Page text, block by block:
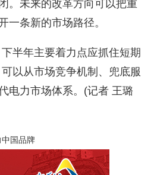
。未来的改革方向可以把重
一条新的市场路径。
半年主要着力点应抓住短期
以从市场竞争机制、兜底服
电力市场体系。(记者 王璐
国品牌